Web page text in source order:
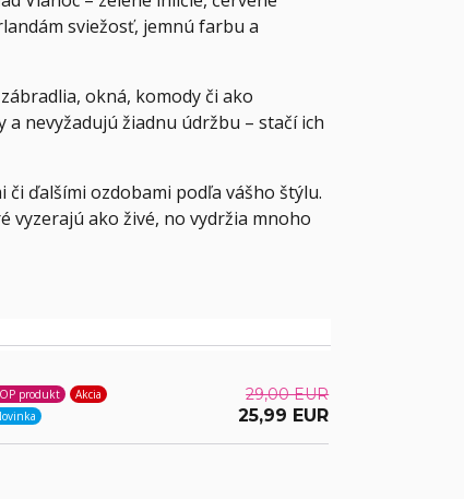
sviežosť, jemnú farbu a
okná, komody či ako
nevyžadujú žiadnu údržbu – stačí ich
ďalšími ozdobami podľa vášho štýlu.
ako živé, no vydržia mnoho
produkt
Akcia
29,00 EUR
25,99 EUR